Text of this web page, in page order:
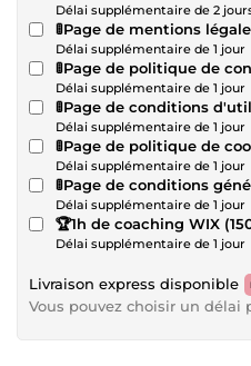
Délai supplémentaire de 2
🚦Page de mentions
Délai supplémentaire de 1 jour
🚦Page de politique de
Délai supplémentaire de 1 jour
🚦Page de conditions
Délai supplémentaire de 1 jour
🚦Page de politique de
Délai supplémentaire de 1 jour
🚦Page de conditions
Délai supplémentaire de 1 jour
🏆1h de coaching WIX
Délai supplémentaire de 1 jour
Livraison express disponible
Vous pouvez choisir un